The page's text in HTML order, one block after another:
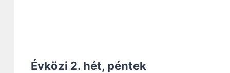
Évközi 2. hét, péntek